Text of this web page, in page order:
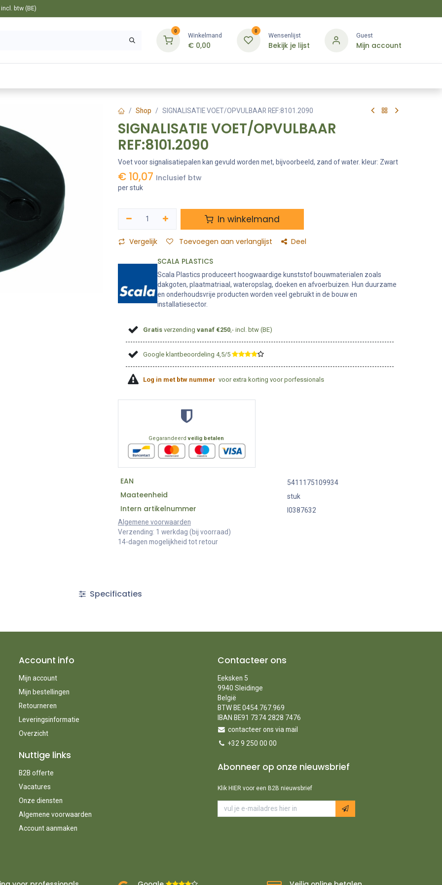
btw (BE)
0
Winkelmand
€ 0,00
0
Wensenlijst
Bekijk je lijst
Guest
Mijn account
Shop SIGNALISATIE VOET/OPVULBAAR REF:8101.2090
SIGNALISATIE VOET/OPVULBAAR
REF:8101.2090
Voet voor signalisatiepalen kan gevuld worden met, bijvoorbeeld, zand of water. kleur: Zwart
€ 10,07 Inclusief btw
per stuk
In winkelmand
Vergelijk Toevoegen aan verlanglijst Deel
SCALA PLASTICS
Scala Plastics produceert hoogwaardige kunststof bouwmaterialen zoals
dakgoten, plaatmatriaal, wateropslag, doeken en afvoerbuizen. Hun duurzame
en onderhoudsvrije producten worden veel gebruikt in de bouw en
installatiesector.
Gratis verzendingvanaf €250 ,- incl. btw (BE)
Google klantbeoordeling 4,5/5 ​
Log in met btw nummer voor extra korting voor porfessionals
Gegarandeerdveilig betalen
EAN 5411175109934
Maateenheid stuk
Intern artikelnummer
I0387632
Algemene voorwaarden
Verzending: 1 werkdag (bij voorraad)
14-dagen mogelijkheid tot retour
Specificaties
Account info
Mijn account
Mijn bestellingen
Retourneren
Leveringsinformatie
Overzicht
Nuttige links
B2B offerte
Vacatures
Onze diensten
Algemene voorwaarden
Account aanmaken
Contacteer ons
Eeksken 5
9940 Sleidinge
België
BTW BE 0454.767.969
IBAN BE91 7374 2828 7476
contacteer ons via mail
+32 9 250 00 00
Abonneer op onze nieuwsbrief
Klik HIER voor een B2B nieuwsbrief